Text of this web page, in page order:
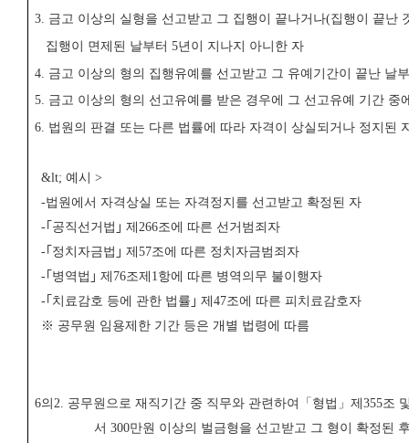
3. 금고 이상의 실형을 선고받고 그 집행이 끝나거나(집행이 끝난
집행이 면제된 날부터 5년이 지나지 아니한 자
4. 금고 이상의 형의 집행유예를 선고받고 그 유예기간이 끝난 날
5. 금고 이상의 형의 선고유예를 받은 경우에 그 선고유예 기간 중
6. 법원의 판결 또는 다른 법률에 따라 자격이 상실되거나 정지된
&lt; 예시 >
-법원에서 자격상실 또는 자격정지를 선고받고 확정된 자
-｢ 공직선거법 ｣ 제 266조에 따른 선거범죄자
-｢ 정치자금법 ｣ 제 57조에 따른 정치자금범죄자
-｢ 병역법 ｣ 제 76조제 1 항에 따른 병역의무 불이행자
-｢ 치료감호 등에 관한 법률 ｣ 제 47조에 따른 피치료감호자
※ 공무원 임용제한 기간 등은 개별 법령에 따름
6의 2. 공무원으로 재직기간 중 직무와 관련하여 「 형법 」 제355조
서 300만원 이상의 벌금형을 선고받고 그 형이 확정된